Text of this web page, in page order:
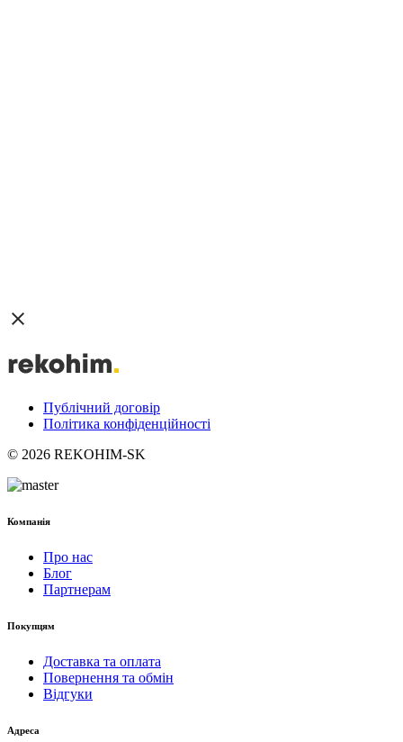
Публічний договір
Політика конфіденційності
© 2026 REKOHIM-SK
Компанія
Про нас
Блог
Партнерам
Покупцям
Доставка та оплата
Повернення та обмін
Відгуки
Адреса